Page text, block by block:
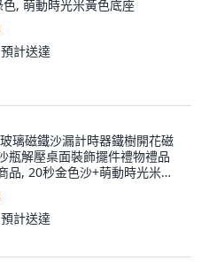
色, 萌動時光米黃色底座
預計送達
璃磁鐵沙漏計時器鐵樹開花磁
瓶解壓桌面裝飾擺件禮物禮品
品, 20秒金色沙+萌動時光米黃
+送香薰
預計送達